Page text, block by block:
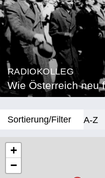
RADIOKOLLEG
Wie Österreich neu
Sortierung/Filter
A-Z
+
−